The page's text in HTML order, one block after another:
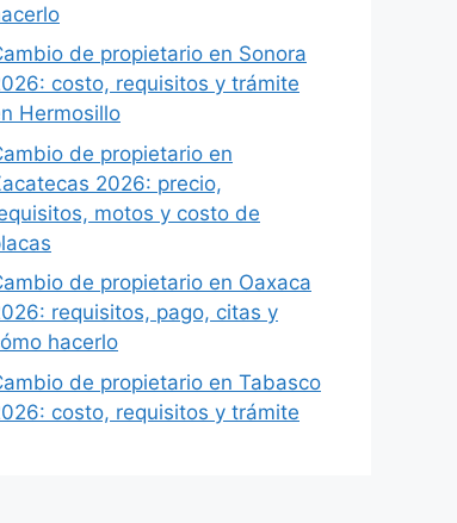
de propietario en Sonora
costo, requisitos y trámite
Hermosillo
de propietario en
2026: precio,
motos y costo de
de propietario en Oaxaca
requisitos, pago, citas y
hacerlo
de propietario en Tabasco
costo, requisitos y trámite